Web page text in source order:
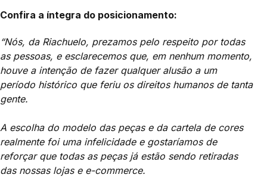
Confira a íntegra do posicionamento:
“Nós, da Riachuelo, prezamos pelo respeito por todas
as pessoas, e esclarecemos que, em nenhum momento,
houve a intenção de fazer qualquer alusão a um
período histórico que feriu os direitos humanos de tanta
gente.
A escolha do modelo das peças e da cartela de cores
realmente foi uma infelicidade e gostaríamos de
reforçar que todas as peças já estão sendo retiradas
das nossas lojas e e-commerce.